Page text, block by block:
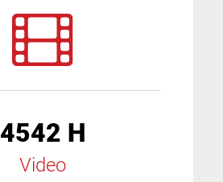
4542 H
Video